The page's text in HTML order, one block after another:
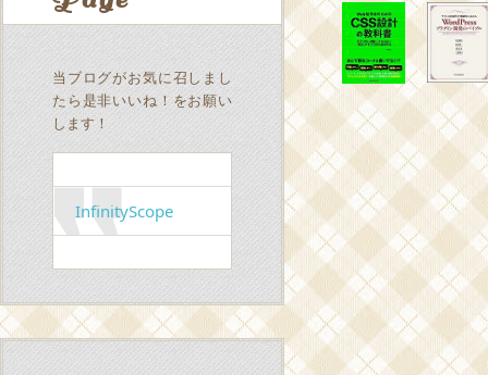
当ブログがお気に召しまし
たら是非いいね！をお願い
します！
InfinityScope